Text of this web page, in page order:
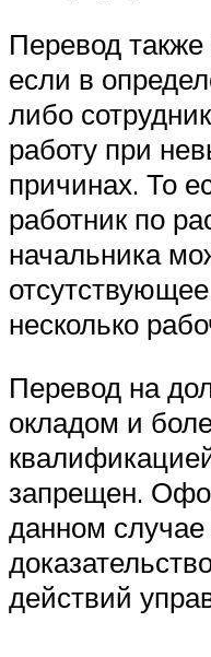
Перевод также
если в
либо
работу при
причинах. То
работник по
начальника
несколько
Перевод на
окладом и
запрещен.
данном случае
действий